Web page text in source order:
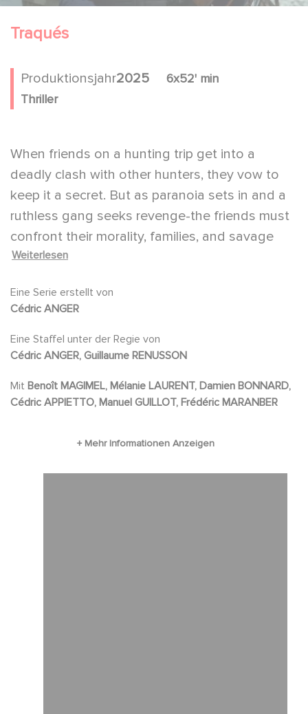
Traqués
Produktionsjahr2025
6x52' min
Thriller
When friends on a hunting trip get into a
deadly clash with other hunters, they vow to
keep it a secret. But as paranoia sets in and a
ruthless gang seeks revenge-the friends must
confront their morality, families, and savage
instincts.
A series by Cédric Anger adapted from the
novel "shoot" by Douglas Fairbairn, Which was
name. Directed by Harvey hart from a
Weiterlesen
Eine Serie erstellt von
Cédric ANGER
Eine Staffel unter der Regie von
Cédric ANGER, Guillaume RENUSSON
Mit
Cédric APPIETTO, Manuel GUILLOT, Frédéric MARANBER